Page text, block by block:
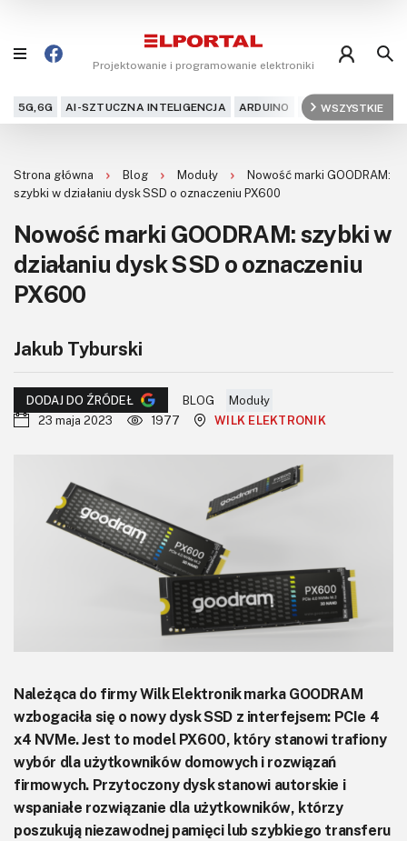
Projektowanie i programowanie elektroniki
5G,6G AI-SZTUCZNA INTELIGENCJA ARDUINO ARM AUDIO
WSZYSTKIE
Projekty
Kursy
DIY+
KITy AVT
Kontakt
Newsletter
Magazyny
Archiwum
Do pobrania
Strona główna Blog Moduły
Nowość marki GOODRAM:
szybki w działaniu dysk SSD o oznaczeniu PX600
Nowość marki GOODRAM: szybki w
działaniu dysk SSD o oznaczeniu
PX600
Jakub Tyburski
DODAJ DO ŹRÓDEŁ BLOG
Moduły
23 maja 2023
1977 WILK ELEKTRONIK
Należąca do firmy Wilk Elektronik marka GOODRAM
wzbogaciła się o nowy dysk SSD z interfejsem: PCIe 4
x4 NVMe. Jest to model PX600, który stanowi trafiony
wybór dla użytkowników domowych i rozwiązań
firmowych. Przytoczony dysk stanowi autorskie i
wspaniałe rozwiązanie dla użytkowników, którzy
poszukują niezawodnej pamięci lub szybkiego transferu